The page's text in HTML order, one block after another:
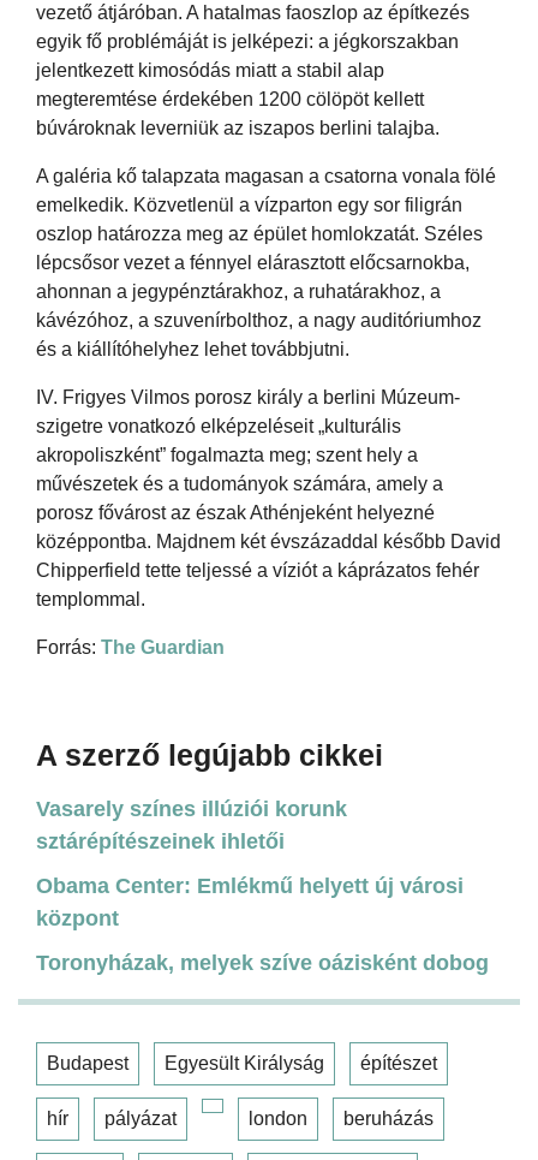
vezető átjáróban. A hatalmas faoszlop az építkezés
egyik fő problémáját is jelképezi: a jégkorszakban
jelentkezett kimosódás miatt a stabil alap
megteremtése érdekében 1200 cölöpöt kellett
búvároknak leverniük az iszapos berlini talajba.
A galéria kő talapzata magasan a csatorna vonala fölé
emelkedik. Közvetlenül a vízparton egy sor filigrán
oszlop határozza meg az épület homlokzatát. Széles
lépcsősor vezet a fénnyel elárasztott előcsarnokba,
ahonnan a jegypénztárakhoz, a ruhatárakhoz, a
kávézóhoz, a szuvenírbolthoz, a nagy auditóriumhoz
és a kiállítóhelyhez lehet továbbjutni.
IV. Frigyes Vilmos porosz király a berlini Múzeum-
szigetre vonatkozó elképzeléseit „kulturális
akropoliszként” fogalmazta meg; szent hely a
művészetek és a tudományok számára, amely a
porosz fővárost az észak Athénjeként helyezné
középpontba. Majdnem két évszázaddal később David
Chipperfield tette teljessé a víziót a káprázatos fehér
templommal.
Forrás: The Guardian
A szerző legújabb cikkei
Vasarely színes illúziói korunk
sztárépítészeinek ihletői
Obama Center: Emlékmű helyett új városi
központ
Toronyházak, melyek szíve oázisként dobog
Budapest Egyesült Királyság építészet
hír pályázat london beruházás